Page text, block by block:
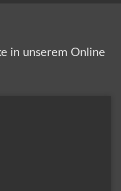
in unserem Online